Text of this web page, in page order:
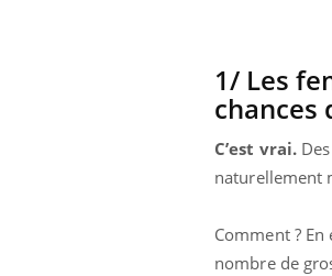
1/ Les
chances
C’est vrai.
naturellement
Comment ?
nombre de